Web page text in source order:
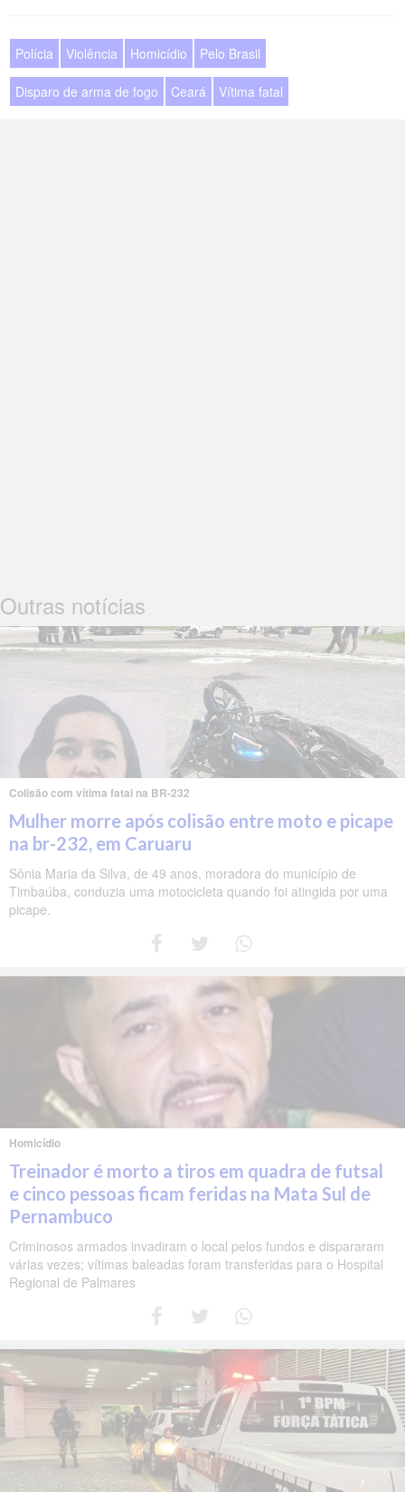
Polícia Violência Homicídio Pelo Brasil
Disparo de arma de fogo Ceará Vítima fatal
Outras notícias
Colisão com vítima fatal na BR-232
Mulher morre após colisão entre moto e picape
na br-232, em Caruaru
Sônia Maria da Silva, de 49 anos, moradora do município de
Timbaúba, conduzia uma motocicleta quando foi atingida por uma
picape.
Homicídio
Treinador é morto a tiros em quadra de futsal
e cinco pessoas ficam feridas na Mata Sul de
Pernambuco
Criminosos armados invadiram o local pelos fundos e dispararam
várias vezes; vítimas baleadas foram transferidas para o Hospital
Regional de Palmares